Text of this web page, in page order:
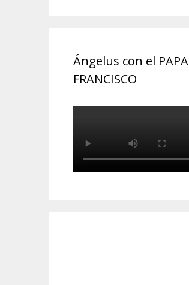
Ángelus con el PAPA
FRANCISCO